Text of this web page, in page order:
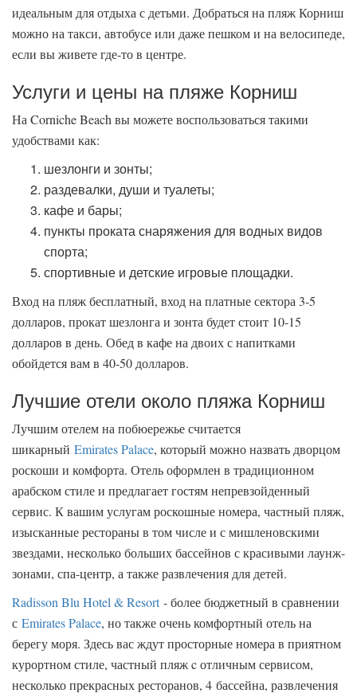
идеальным для отдыха с детьми. Добраться на пляж Корниш
можно на такси, автобусе или даже пешком и на велосипеде,
если вы живете где-то в центре.
Услуги и цены на пляже Корниш
На Corniche Beach вы можете воспользоваться такими
удобствами как:
шезлонги и зонты;
раздевалки, души и туалеты;
кафе и бары;
пункты проката снаряжения для водных видов
спорта;
спортивные и детские игровые площадки.
Вход на пляж бесплатный, вход на платные сектора 3-5
долларов, прокат шезлонга и зонта будет стоит 10-15
долларов в день. Обед в кафе на двоих с напитками
обойдется вам в 40-50 долларов.
Лучшие отели около пляжа Корниш
Лучшим отелем на побюережье считается
шикарный Emirates Palace, который можно назвать дворцом
роскоши и комфорта. Отель оформлен в традиционном
арабском стиле и предлагает гостям непревзойденный
сервис. К вашим услугам роскошные номера, частный пляж,
изысканные рестораны в том числе и с мишленовскими
звездами, несколько больших бассейнов с красивыми лаунж-
зонами, спа-центр, а также развлечения для детей.
Radisson Blu Hotel & Resort- более бюджетный в сравнении
с Emirates Palace, но также очень комфортный отель на
берегу моря. Здесь вас ждут просторные номера в приятном
курортном стиле, частный пляж c отличным сервисом,
несколько прекрасных ресторанов, 4 бассейна, развлечения